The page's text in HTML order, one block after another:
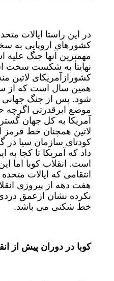
در این راستا ایالات
کشورهای اروپایی به
نهایتأ به شکست سخت
کشورازآمریکای لاتین
همین سال است که از
شود. پس از جنگ جهانی
موضع ابرقدرتی اگرچه
آمریکا به کل جهان
لاتین همچنان خط قرمز
داد که آمریکا تا کجا
است. انقلاب کوبا اما
انتقامی که ایالات
هفت دهه از پیروزی
نکرده نشان ازعمق
خط شکنی می باشد.
کوبا در دوران پیش از